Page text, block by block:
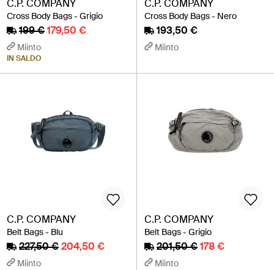
C.P. COMPANY
Cross Body Bags - Grigio
199 €179,50 €
Miinto
IN SALDO
C.P. COMPANY
Cross Body Bags - Nero
193,50 €
Miinto
C.P. COMPANY
Belt Bags - Blu
227,50 €204,50 €
Miinto
C.P. COMPANY
Belt Bags - Grigio
201,50 €178 €
Miinto